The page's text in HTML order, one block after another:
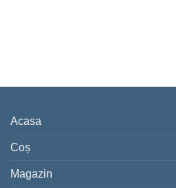
Acasa
Coș
Magazin